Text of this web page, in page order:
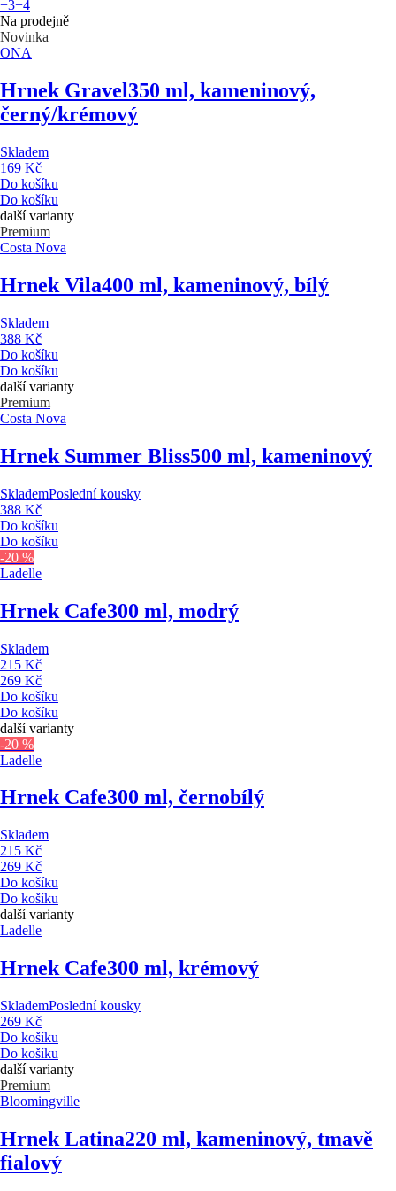
+3+4
Na prodejně
Novinka
ONA
Hrnek Gravel 350 ml, kameninový,
černý/krémový
Skladem
169 Kč
Do košíku
Do košíku
další varianty
Premium
Costa Nova
Hrnek Vila400 ml, kameninový, bílý
Skladem
388 Kč
Do košíku
Do košíku
další varianty
Premium
Costa Nova
Hrnek Summer Bliss500 ml, kameninový
SklademPoslední kousky
388 Kč
Do košíku
Do košíku
-20 %
Ladelle
Hrnek Cafe300 ml, modrý
Skladem
215 Kč
269 Kč
Do košíku
Do košíku
další varianty
-20 %
Ladelle
Hrnek Cafe300 ml, černobílý
Skladem
215 Kč
269 Kč
Do košíku
Do košíku
další varianty
Ladelle
Hrnek Cafe300 ml, krémový
SklademPoslední kousky
269 Kč
Do košíku
Do košíku
další varianty
Premium
Bloomingville
Hrnek Latina220 ml, kameninový, tmavě
fialový